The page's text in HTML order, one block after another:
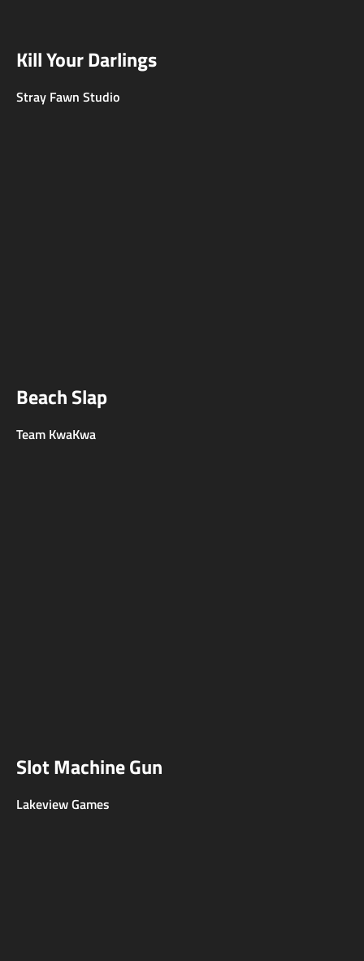
Kill Your Darlings
Stray Fawn Studio
Beach Slap
Team KwaKwa
Slot Machine Gun
Lakeview Games